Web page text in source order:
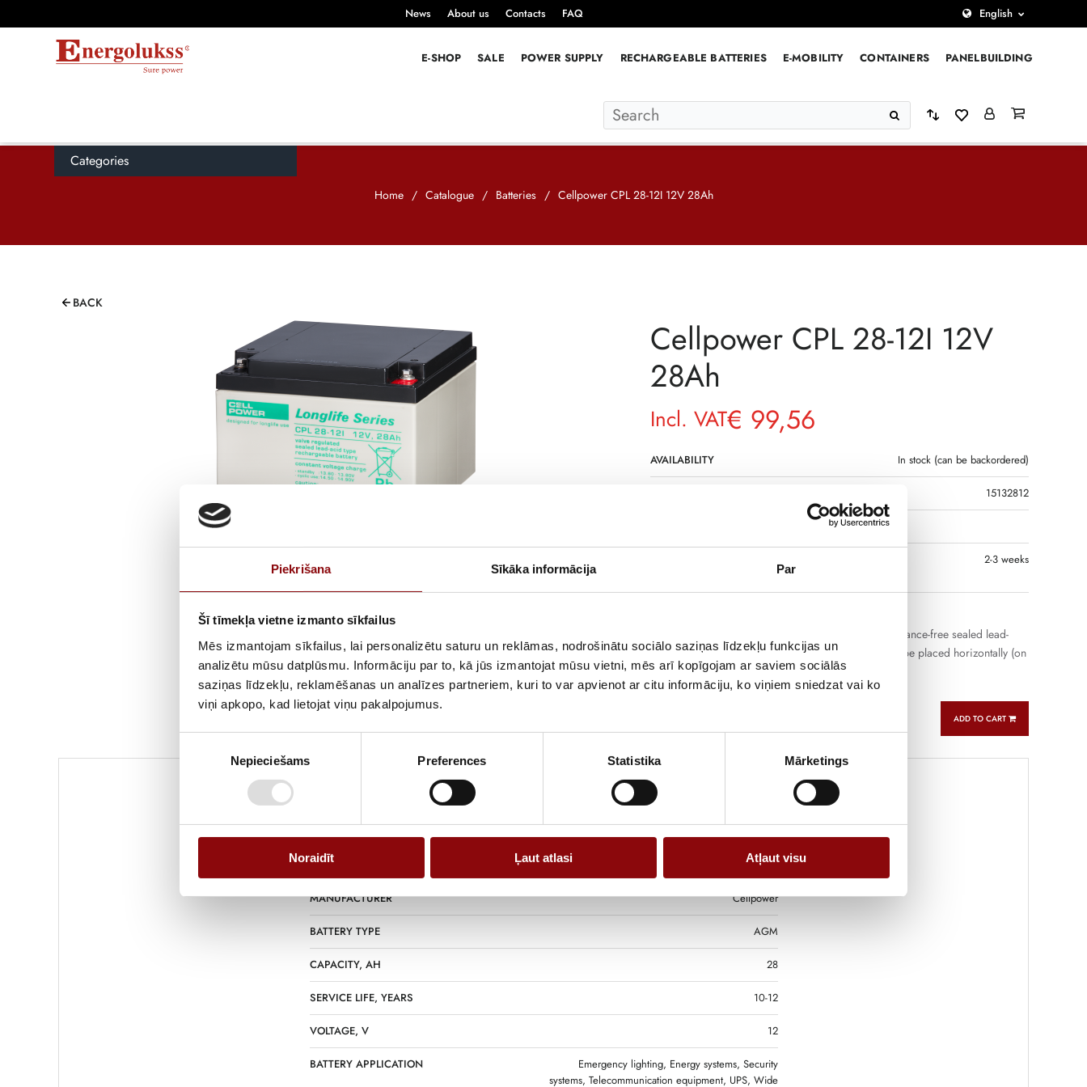
Piekrišana Sīkāka informācija Par
Šī tīmekļa vietne izmanto sīkfailus
Mēs izmantojam sīkfailus, lai personalizētu saturu un reklāmas, nodrošinātu sociālo saziņas līdzekļu funkcijas un
analizētu mūsu datplūsmu. Informāciju par to, kā jūs izmantojat mūsu vietni, mēs arī kopīgojam ar saviem sociālās
saziņas līdzekļu, reklamēšanas un analīzes partneriem, kuri to var apvienot ar citu informāciju, ko viņiem sniedzat vai ko
viņi apkopo, kad lietojat viņu pakalpojumus.
izvēle
Nepieciešams Preferences Statistika Mārketings
Noraidīt Ļaut atlasi Atļaut visu
News About us Contacts FAQ English
E-SHOP SALE POWER SUPPLY RECHARGEABLE BATTERIES E-MOBILITY CONTAINERS PANELBUILDING
Categories
Home / Catalogue / Batteries / Cellpower CPL 28-12I 12V 28Ah
BACK
Cellpower CPL 28-12I 12V
28Ah
€ 99,56
Incl. VAT
AVAILABILITY In stock (can be backordered)
15132812
2-3 weeks
The batteries manufactured by Cellpower are maintenance-free sealed lead-
acid batteries with immobilized electrolyte. They can be placed horizontally (on
their sides) for operation.
ADD TO CART
DIMENSIONS 16.6x17.5x12.5 cm
MANUFACTURER Cellpower
BATTERY TYPE AGM
CAPACITY, AH 28
SERVICE LIFE, YEARS 10-12
VOLTAGE, V 12
BATTERY APPLICATION
Emergency lighting, Energy systems, Security
systems, Telecommunication equipment, UPS, Wide